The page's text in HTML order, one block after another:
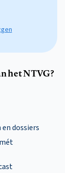
het NTVG?
dossiers